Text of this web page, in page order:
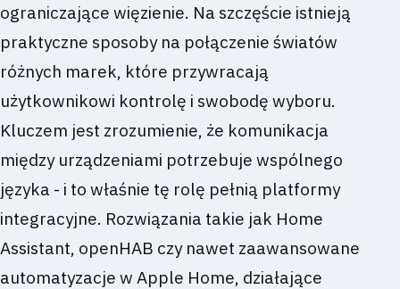
ograniczające więzienie. Na szczęście istnieją
praktyczne sposoby na połączenie światów
różnych marek, które przywracają
użytkownikowi kontrolę i swobodę wyboru.
Kluczem jest zrozumienie, że komunikacja
między urządzeniami potrzebuje wspólnego
języka - i to właśnie tę rolę pełnią platformy
integracyjne. Rozwiązania takie jak Home
Assistant, openHAB czy nawet zaawansowane
automatyzacje w Apple Home, działające